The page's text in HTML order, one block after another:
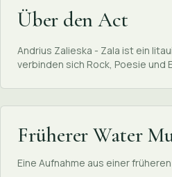
Über den Act
Andrius Zalieska - Zala ist ein
verbinden sich Rock, Poesie
Früherer Water
Eine Aufnahme aus einer